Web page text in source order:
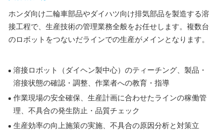
ホンダ向け二輪車部品やダイハツ向け排気部品を製造する溶
接工程で、生産技術の管理業務全般をお任せします。複数台
のロボットをつないだラインでの生産がメインとなります。
溶接ロボット（ダイヘン製中心）のティーチング、製品・
溶接状態の確認・調整、作業者への教育・指導
作業現場の安全確保、生産計画に合わせたラインの稼働管
理、不具合の発生防止・品質チェック
生産効率の向上施策の実施、不具合の原因分析と対策立